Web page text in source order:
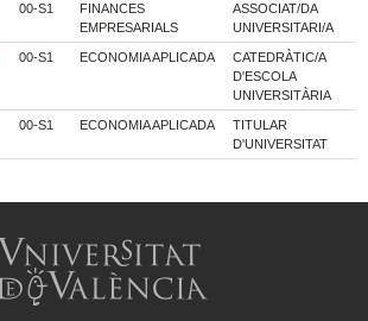
00-S1
FINANCES
EMPRESARIALS
ASSOCIAT/DA
UNIVERSITARI/A
00-S1 ECONOMIA APLICADA
CATEDRÀTIC/A
D'ESCOLA
UNIVERSITÀRIA
00-S1 ECONOMIA APLICADA
TITULAR
D'UNIVERSITAT